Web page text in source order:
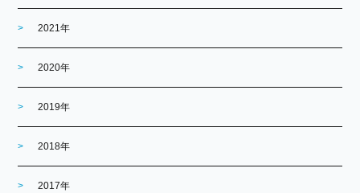
2021年
2020年
2019年
2018年
2017年